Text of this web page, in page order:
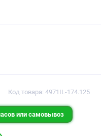
Код товара: 4971IL-174.125
или самовывоз